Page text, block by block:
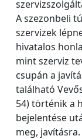
A szezonbeli
szervizek
hivatalos
mint szerviz
csupán a
található
54) történik a
bejelentése
meg, javításra.